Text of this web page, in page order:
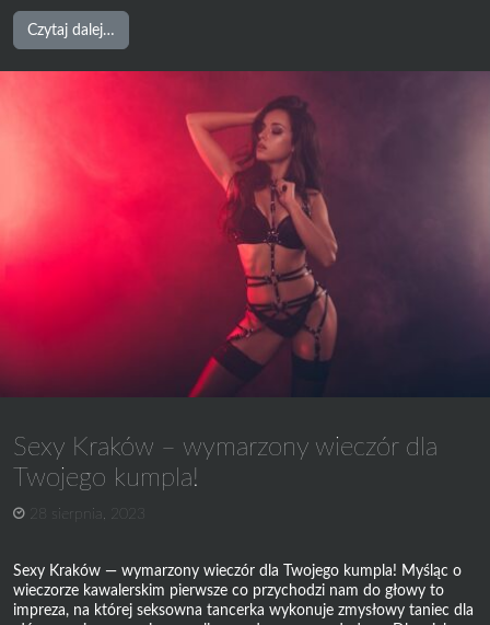
Czytaj dalej…
Tradycje
wieczoru
Sexy Kraków – wymarzony wieczór dla
Twojego kumpla!
28 sierpnia, 2023
Sexy Kraków — wymarzony wieczór dla Twojego kumpla! Myśląc o
wieczorze kawalerskim pierwsze co przychodzi nam do głowy to
impreza, na której seksowna tancerka wykonuje zmysłowy taniec dla